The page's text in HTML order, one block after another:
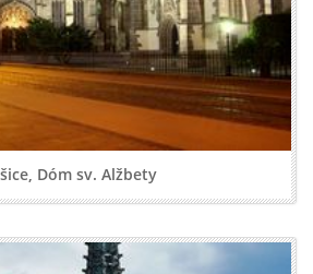
Dóm sv. Alžbety